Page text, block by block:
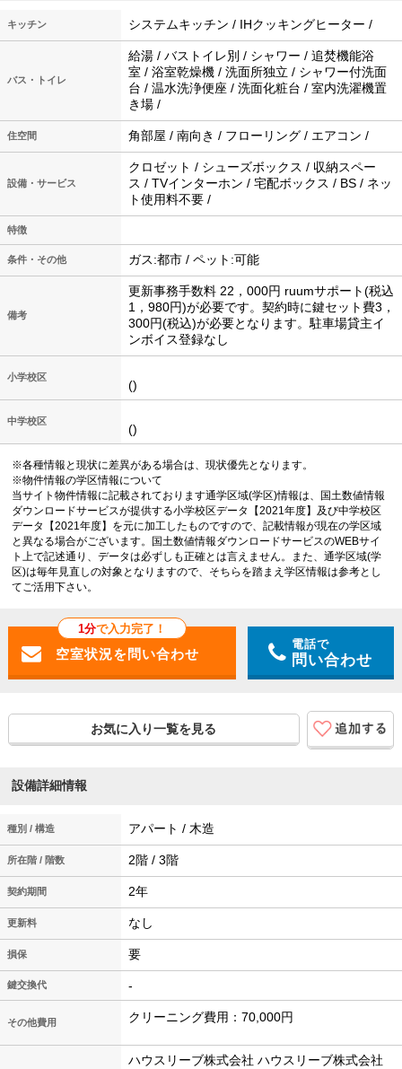
キッチン システムキッチン / IHクッキングヒーター /
バス・トイレ
給湯 / バストイレ別 / シャワー / 追焚機能浴
室 / 浴室乾燥機 / 洗面所独立 / シャワー付洗面
台 / 温水洗浄便座 / 洗面化粧台 / 室内洗濯機置
き場 /
住空間 角部屋 / 南向き / フローリング / エアコン /
設備・サービス
クロゼット / シューズボックス / 収納スペー
ス / TVインターホン / 宅配ボックス / BS / ネッ
ト使用料不要 /
特徴
条件・その他 ガス:都市 / ペット:可能
備考
更新事務手数料 22，000円 ruumサポート(税込
1，980円)が必要です。契約時に鍵セット費3，
300円(税込)が必要となります。駐車場貸主イ
ンボイス登録なし
小学校区
()
中学校区
()
※各種情報と現状に差異がある場合は、現状優先となります。
※物件情報の学区情報について
当サイト物件情報に記載されております通学区域(学区)情報は、国土数値情報
ダウンロードサービスが提供する小学校区データ【2021年度】及び中学校区
データ【2021年度】を元に加工したものですので、記載情報が現在の学区域
と異なる場合がございます。国土数値情報ダウンロードサービスのWEBサイ
ト上で記述通り、データは必ずしも正確とは言えません。また、通学区域(学
区)は毎年見直しの対象となりますので、そちらを踏まえ学区情報は参考とし
てご活用下さい。
1分で入力完了！
電話で
問い合わせ
お気に入り一覧を見る
設備詳細情報
種別 / 構造 アパート / 木造
所在階 / 階数 2階 / 3階
契約期間 2年
更新料 なし
損保 要
鍵交換代 -
その他費用 クリーニング費用：70,000円
ハウスリーブ株式会社 ハウスリーブ株式会社